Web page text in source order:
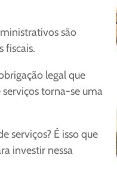
são
fiscais.
legal que
torna-se uma
serviços? É isso que
investir nessa